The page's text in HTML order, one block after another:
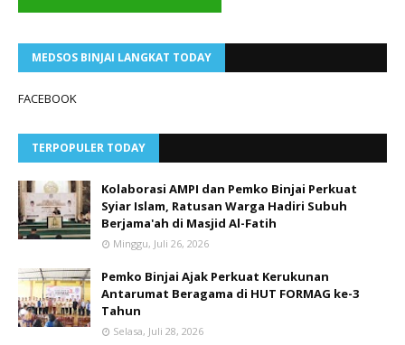
MEDSOS BINJAI LANGKAT TODAY
FACEBOOK
TERPOPULER TODAY
Kolaborasi AMPI dan Pemko Binjai Perkuat
Syiar Islam, Ratusan Warga Hadiri Subuh
Berjama'ah di Masjid Al-Fatih
Minggu, Juli 26, 2026
Pemko Binjai Ajak Perkuat Kerukunan
Antarumat Beragama di HUT FORMAG ke-3
Tahun
Selasa, Juli 28, 2026